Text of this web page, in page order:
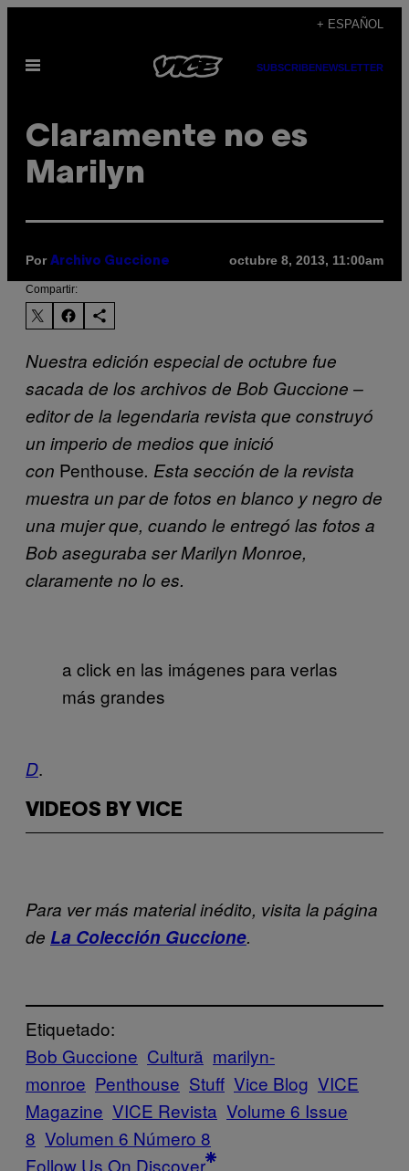
contenido
+ ESPAÑOL
Abrir
SUBSCRIBENEWSLETTER
Claramente no es
Marilyn
Por Archivo Guccione octubre 8, 2013, 11:00am
Compartir:
Nuestra edición especial de octubre fue
sacada de los archivos de Bob Guccione –
editor de la legendaria revista que construyó
un imperio de medios que inició
con Penthouse. Esta sección de la revista
muestra un par de fotos en blanco y negro de
una mujer que, cuando le entregó las fotos a
Bob aseguraba ser Marilyn Monroe,
claramente no lo es.
a click en las imágenes para verlas
más grandes
D.
VIDEOS BY VICE
Para ver más material inédito, visita la página
de La Colección Guccione.
Etiquetado:
Bob Guccione Cultură marilyn-
monroe Penthouse Stuff Vice Blog VICE
Magazine VICE Revista Volume 6 Issue
8 Volumen 6 Número 8
Follow Us On Discover